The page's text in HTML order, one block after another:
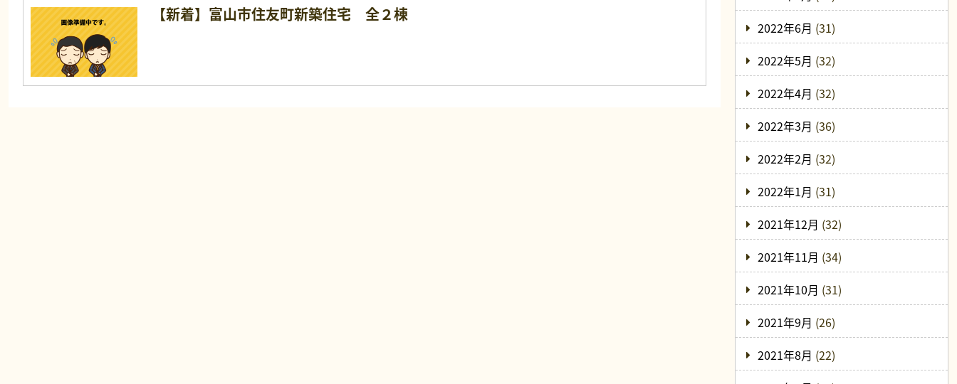
【新着】富山市住友町新築住宅 全２棟
2022年6月 (31)
2022年5月 (32)
2022年4月 (32)
2022年3月 (36)
2022年2月 (32)
2022年1月 (31)
2021年12月 (32)
2021年11月 (34)
2021年10月 (31)
2021年9月 (26)
2021年8月 (22)